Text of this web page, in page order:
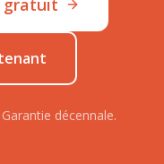
gratuit
décennale.